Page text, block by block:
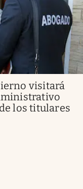
visitará
los titulares